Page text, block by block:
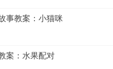
事教案：小猫咪
案：水果配对